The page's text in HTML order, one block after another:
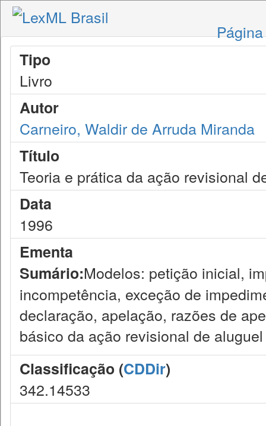
Tipo
Livro
Autor
Carneiro, Waldir de Arruda Miranda
Título
Teoria e prática da ação revisional
Data
1996
Ementa
Sumário:Modelos: petição inicial,
incompetência, exceção de
declaração, apelação, razões de
básico da ação revisional de
Classificação (CDDir)
342.14533